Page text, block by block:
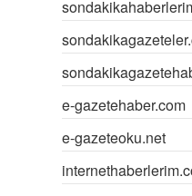
e-gazetehaber.com
e-gazeteoku.net